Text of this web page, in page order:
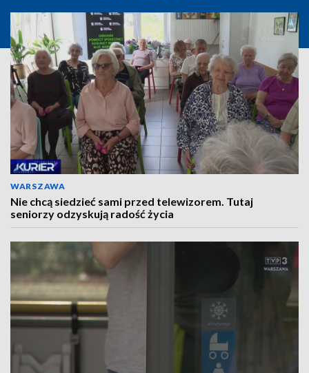
WARSZAWA
Nie chcą siedzieć sami przed telewizorem. Tutaj
seniorzy odzyskują radość życia